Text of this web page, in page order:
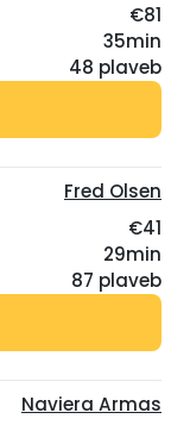
€81
35min
48 plaveb
Fred Olsen
€41
29min
87 plaveb
Naviera Armas